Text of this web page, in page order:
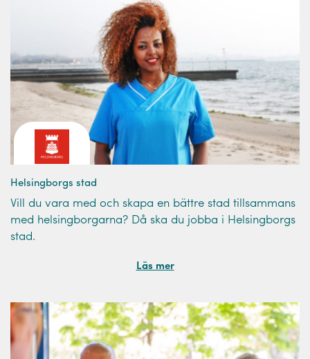
Helsingborgs stad
Vill du vara med och skapa en bättre stad tillsammans
med helsingborgarna? Då ska du jobba i Helsingborgs
stad.
Läs mer